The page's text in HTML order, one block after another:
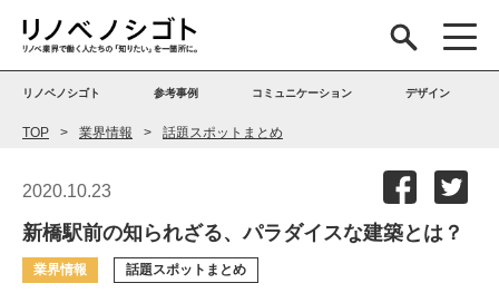
リノベノシゴト 参考事例 コミュニケーション デザイン
TOP 業界情報 話題スポットまとめ
2020.10.23
新橋駅前の知られざる、パラダイスな建築とは？
業界情報 話題スポットまとめ